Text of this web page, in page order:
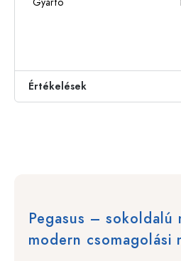
Értékelések
Pegasus – sokoldalú
modern csomagolási